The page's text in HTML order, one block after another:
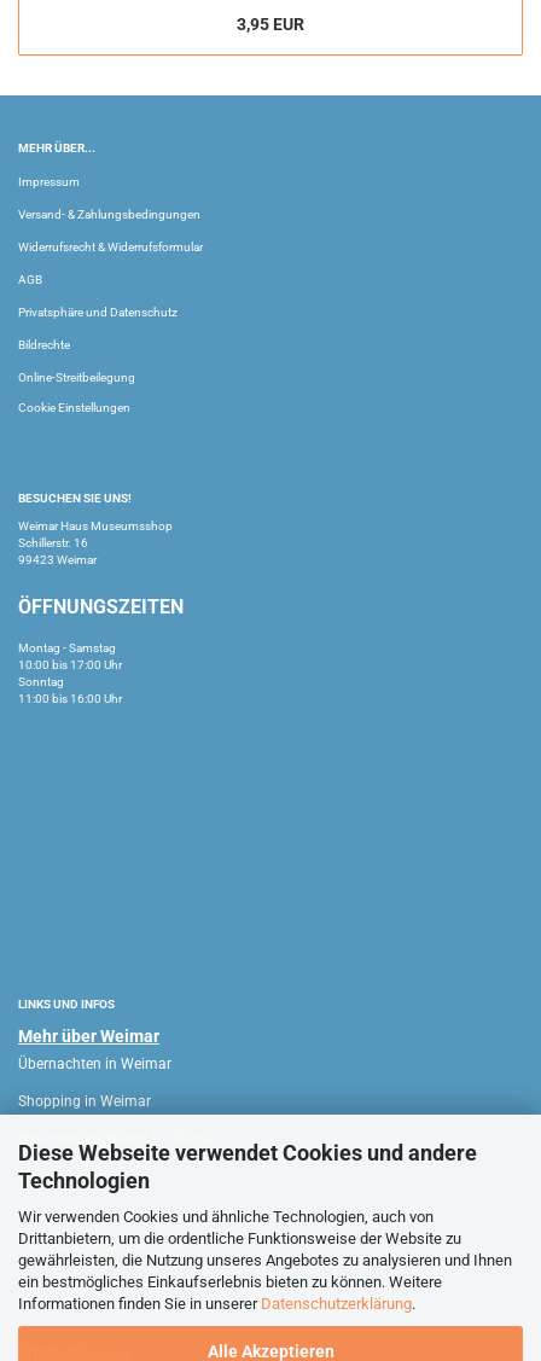
Diese Webseite verwendet Cookies und andere
Technologien
Wir verwenden Cookies und ähnliche Technologien, auch von
Drittanbietern, um die ordentliche Funktionsweise der Website zu
gewährleisten, die Nutzung unseres Angebotes zu analysieren und Ihnen
ein bestmögliches Einkaufserlebnis bieten zu können. Weitere
Informationen finden Sie in unserer Datenschutzerklärung.
Alle Akzeptieren
3,95 EUR
MEHR ÜBER...
Impressum
Versand- & Zahlungsbedingungen
Widerrufsrecht & Widerrufsformular
AGB
Privatsphäre und Datenschutz
Bildrechte
Online-Streitbeilegung
Cookie Einstellungen
BESUCHEN SIE UNS!
Weimar Haus Museumsshop
Schillerstr. 16
99423 Weimar
ÖFFNUNGSZEITEN
Montag - Samstag
10:00 bis 17:00 Uhr
Sonntag
11:00 bis 16:00 Uhr
LINKS UND INFOS
Mehr über Weimar
Übernachten in Weimar
Shopping in Weimar
WEIMAR HAUS
Verkaufsoffene Sonntage
Stadtführungen Weimar